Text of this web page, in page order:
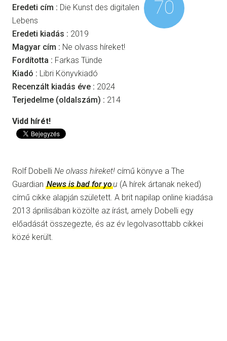
Eredeti cím : Die Kunst des digitalen
Lebens
Eredeti kiadás : 2019
Magyar cím : Ne olvass híreket!
Fordította : Farkas Tünde
Kiadó : Libri Könyvkiadó
Recenzált kiadás éve : 2024
Terjedelme (oldalszám) : 214
70
Vidd hírét!
Rolf Dobelli Ne olvass híreket! című könyve a The
Guardian News is bad for you (A hírek ártanak neked)
című cikke alapján született. A brit napilap online kiadása
2013 áprilisában közölte az írást, amely Dobelli egy
előadását összegezte, és az év legolvasottabb cikkei
közé került.